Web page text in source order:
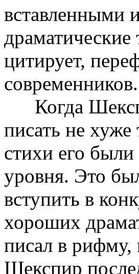
вставленными
цитирует,
современников.
Когда
писать не
стихи его
уровня. Это
вступить в
хороших
писал в рифму,
Шекспир